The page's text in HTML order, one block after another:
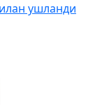
ушланди